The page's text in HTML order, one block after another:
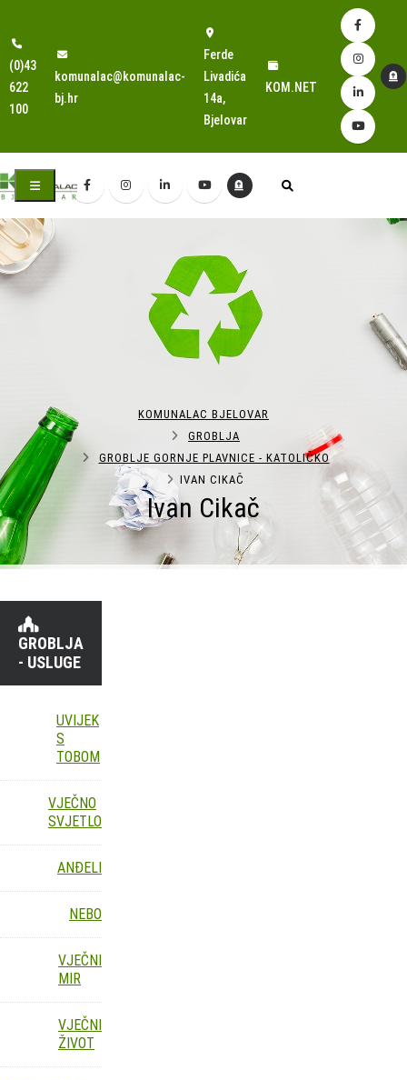
(0)43
622
100
komunalac@komunalac-
bj.hr
Ferde
Livadića
14a,
Bjelovar
KOM.NET
Ivan Cikač
KOMUNALAC BJELOVAR
GROBLJA
GROBLJE GORNJE PLAVNICE - KATOLIČKO
IVAN CIKAČ
GROBLJA
- USLUGE
UVIJEK
S
TOBOM
VJEČNO
SVJETLO
ANĐELI
NEBO
VJEČNI
MIR
VJEČNI
ŽIVOT